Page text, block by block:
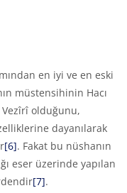
en iyi ve en eski
müstensihinin Hacı
olduğunu,
dayanılarak
[6]. Fakat bu nüshanın
eser üzerinde yapılan
[7].